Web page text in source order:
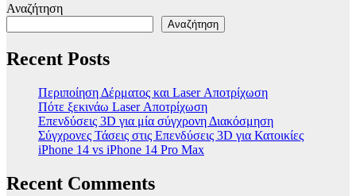
Αναζήτηση
Αναζήτηση
Recent Posts
Περιποίηση Δέρματος και Laser Αποτρίχωση
Πότε ξεκινάω Laser Αποτρίχωση
Επενδύσεις 3D για μία σύγχρονη Διακόσμηση
Σύγχρονες Τάσεις στις Επενδύσεις 3D για Κατοικίες
iPhone 14 vs iPhone 14 Pro Max
Recent Comments